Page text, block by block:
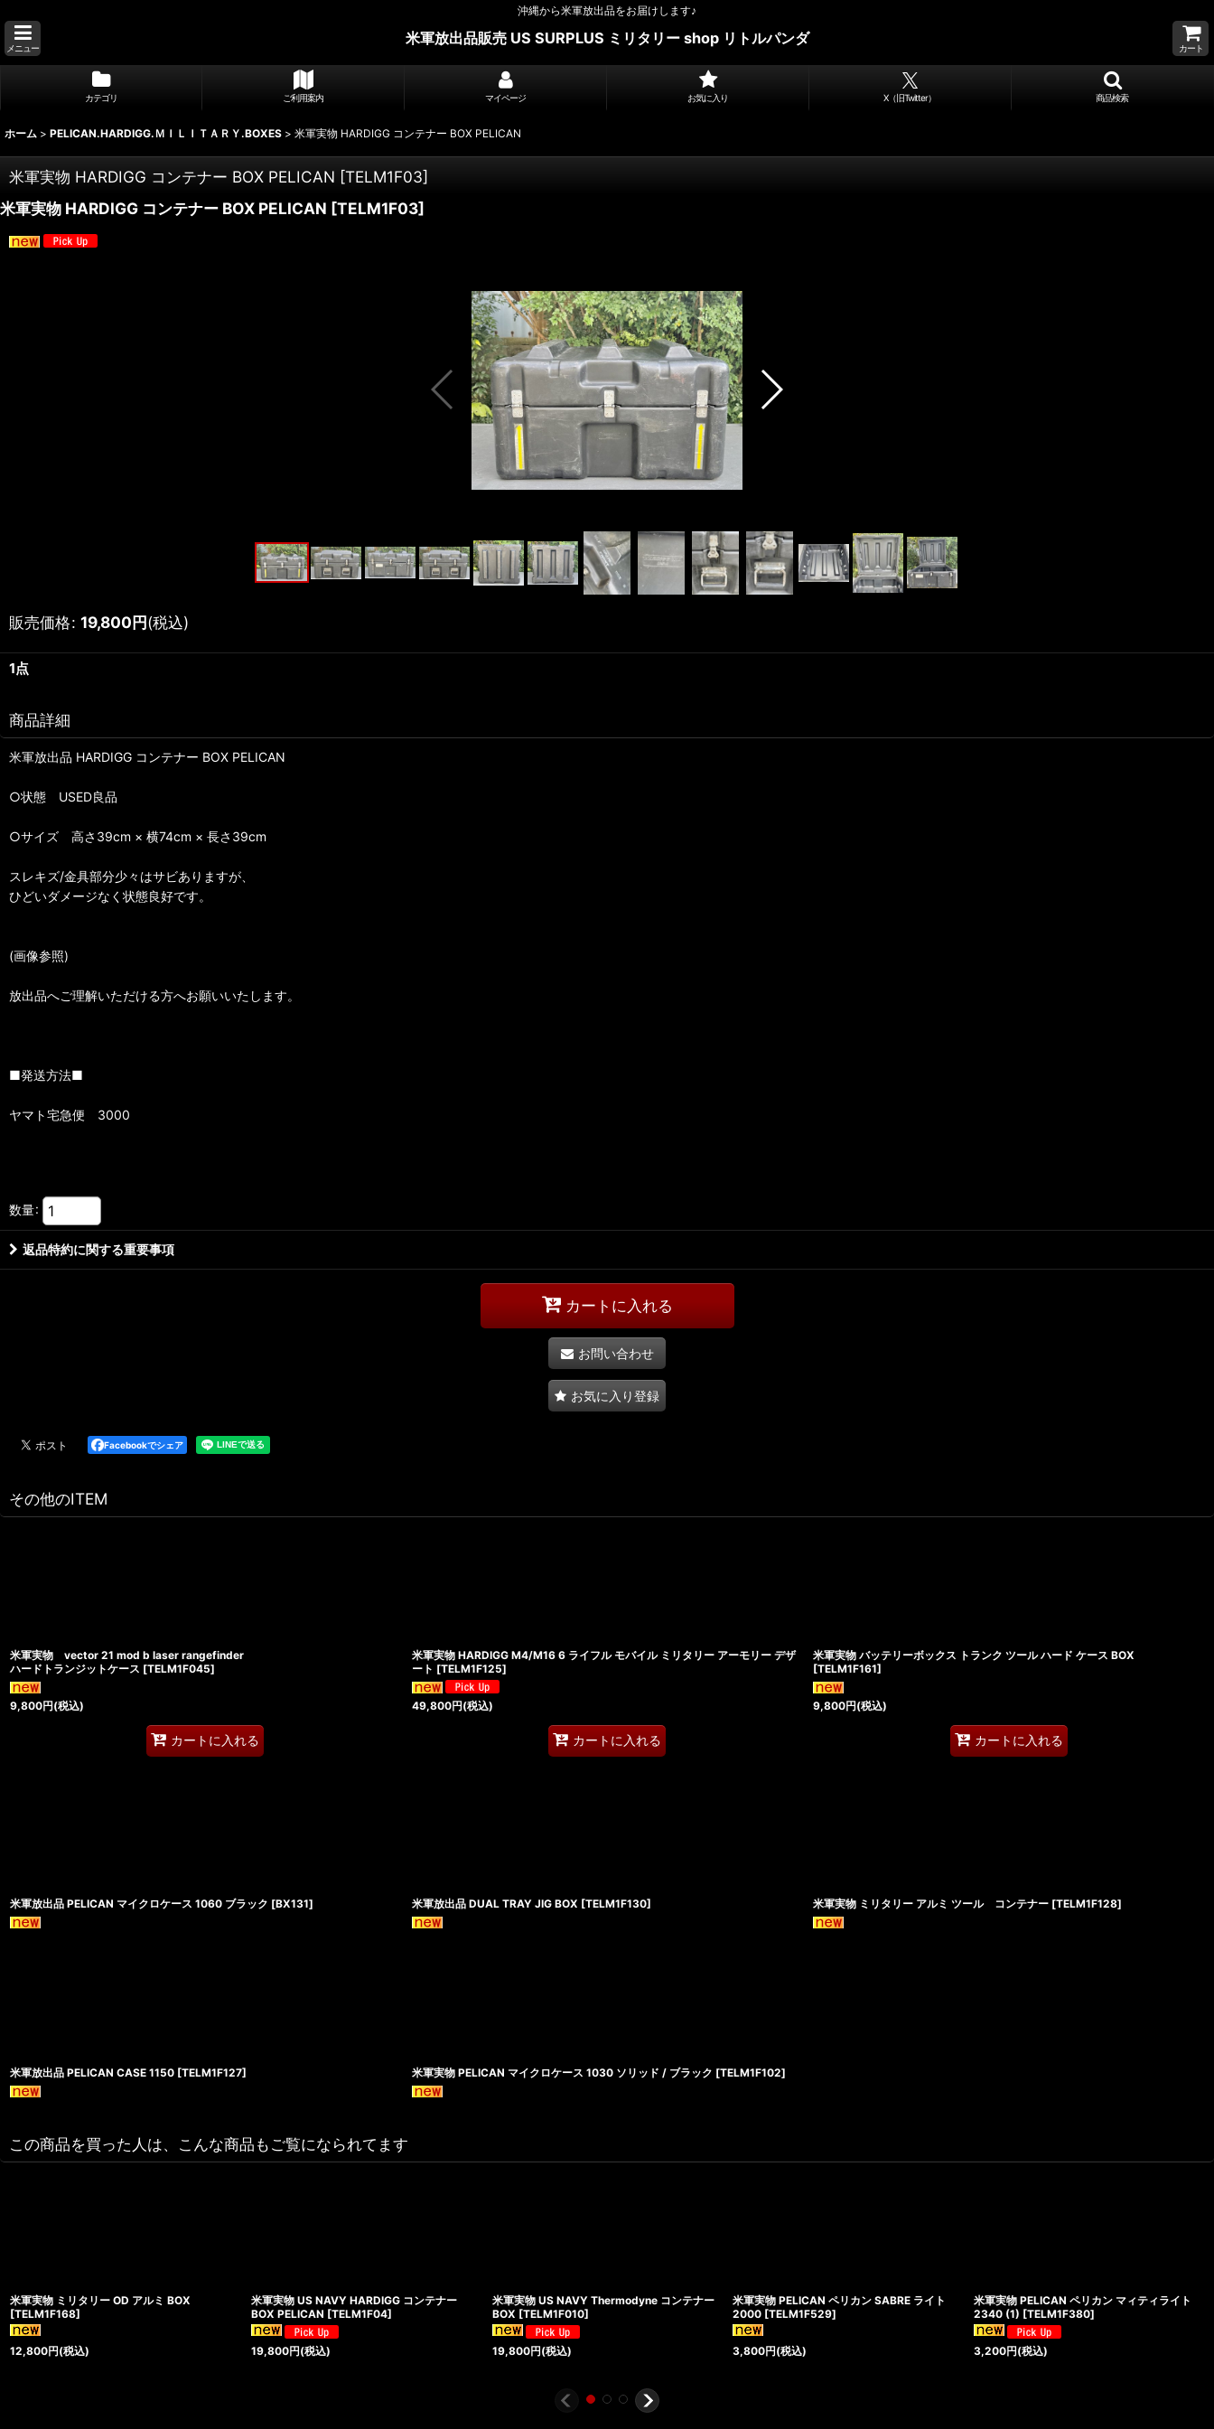
沖縄から米軍放出品をお届けします♪
メニュー
米軍放出品販売 US SURPLUS ミリタリー shop リトルパンダ
カート
カテゴリ ご利用案内 マイページ お気に入り X（旧Twitter） 商品検索
ホーム > PELICAN.HARDIGG.ＭＩＬＩＴＡＲＹ.BOXES > 米軍実物 HARDIGG コンテナー BOX PELICAN
米軍実物 HARDIGG コンテナー BOX PELICAN [TELM1F03]
米軍実物 HARDIGG コンテナー BOX PELICAN [TELM1F03]
販売価格: 19,800円(税込)
1点
商品詳細
米軍放出品 HARDIGG コンテナー BOX PELICAN
○状態 USED良品
○サイズ 高さ39cm × 横74cm × 長さ39cm
スレキズ/金具部分少々はサビありますが、
ひどいダメージなく状態良好です。
(画像参照)
放出品へご理解いただける方へお願いいたします。
■発送方法■
ヤマト宅急便 3000
数量:
返品特約に関する重要事項
カートに入れる
お問い合わせ
お気に入り登録
Facebookでシェア
その他のITEM
米軍実物 vector 21 mod b laser rangefinder
ハードトランジットケース [TELM1F045]
9,800円(税込)
カートに入れる
米軍実物 HARDIGG M4/M16 6 ライフル モバイル ミリタリー アーモリー デザ
ート [TELM1F125]
49,800円(税込)
カートに入れる
米軍実物 バッテリーボックス トランク ツール ハード ケース BOX
[TELM1F161]
9,800円(税込)
カートに入れる
米軍放出品 PELICAN マイクロケース 1060 ブラック [BX131] 米軍放出品 DUAL TRAY JIG BOX [TELM1F130] 米軍実物 ミリタリー アルミ ツール コンテナー [TELM1F128]
米軍放出品 PELICAN CASE 1150 [TELM1F127] 米軍実物 PELICAN マイクロケース 1030 ソリッド / ブラック [TELM1F102]
この商品を買った人は、こんな商品もご覧になられてます
米軍実物 ミリタリー OD アルミ BOX
[TELM1F168]
12,800円(税込)
米軍実物 US NAVY HARDIGG コンテナー
BOX PELICAN [TELM1F04]
19,800円(税込)
米軍実物 US NAVY Thermodyne コンテナー
BOX [TELM1F010]
19,800円(税込)
米軍実物 PELICAN ペリカン SABRE ライト
2000 [TELM1F529]
3,800円(税込)
米軍実物 PELICAN ペリカン マィティライト
2340 (1) [TELM1F380]
3,200円(税込)